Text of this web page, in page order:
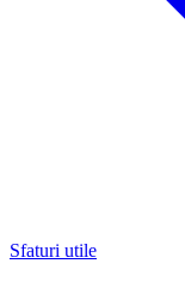
Sfaturi utile